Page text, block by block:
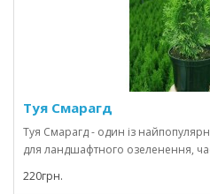
Туя Смарагд
Туя Смарагд - один із
для ландшафтного озеленення,
220грн.